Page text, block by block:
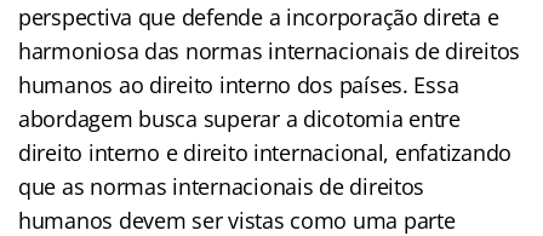
perspectiva que defende a incorporação direta e
harmoniosa das normas internacionais de direitos
humanos ao direito interno dos países. Essa
abordagem busca superar a dicotomia entre
direito interno e direito internacional, enfatizando
que as normas internacionais de direitos
humanos devem ser vistas como uma parte